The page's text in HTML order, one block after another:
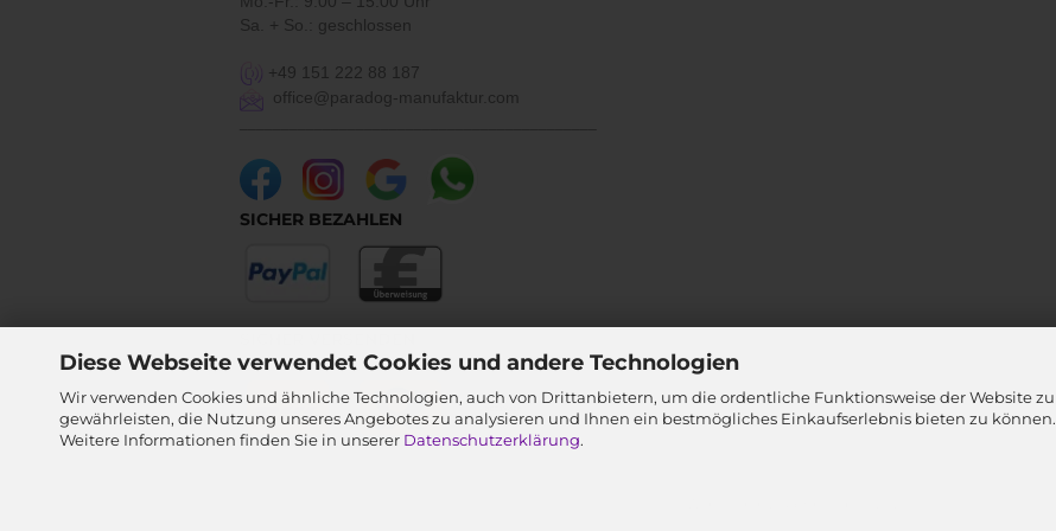
Diese Webseite verwendet Cookies und andere Technologien
Wir verwenden Cookies und ähnliche Technologien, auch von Drittanbietern, um die ordentliche Funktionsweise der Website zu
gewährleisten, die Nutzung unseres Angebotes zu analysieren und Ihnen ein bestmögliches Einkaufserlebnis bieten zu können.
Weitere Informationen finden Sie in unserer Datenschutzerklärung.
Sa. + So.: geschlossen
+49 151 222 88 187
office@paradog-manufaktur.com
SICHER BEZAHLEN